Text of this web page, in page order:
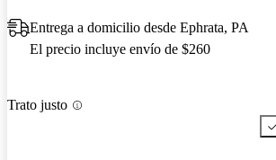
Entrega a domicilio desde Ephrata, PA
El precio incluye envío de $260
Trato justo